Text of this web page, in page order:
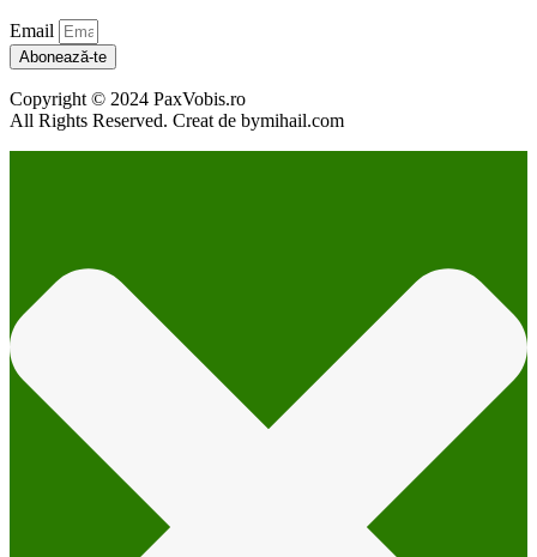
Email
Abonează-te
Copyright © 2024 PaxVobis.ro
All Rights Reserved. Creat de bymihail.com